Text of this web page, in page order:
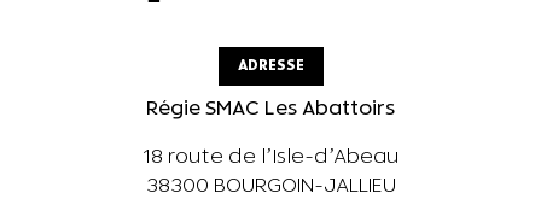
ADRESSE
Régie SMAC Les Abattoirs
18 route de l’Isle-d’Abeau
38300 BOURGOIN-JALLIEU